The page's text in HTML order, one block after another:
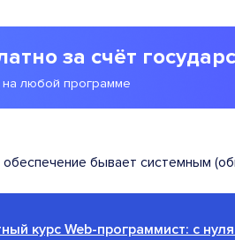
за счёт
на любой программе
бывает системным
курс Web-программист: с